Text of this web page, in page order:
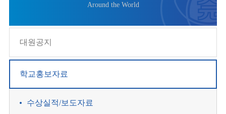
Around the World
대원공지
학교홍보자료
수상실적/보도자료